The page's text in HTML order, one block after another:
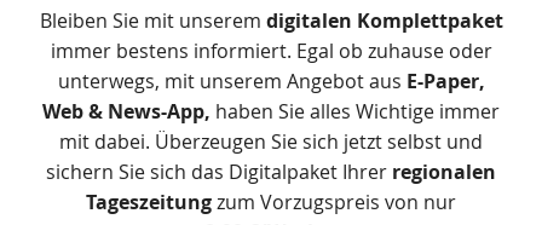
Zusätzliche
Informationen
Bleiben Sie mit unserem digitalen Komplettpaket
immer bestens informiert. Egal ob zuhause oder
unterwegs, mit unserem Angebot aus E-Paper,
Web & News-App, haben Sie alles Wichtige immer
mit dabei. Überzeugen Sie sich jetzt selbst und
sichern Sie sich das Digitalpaket Ihrer regionalen
Tageszeitungzum Vorzugspreis von nur